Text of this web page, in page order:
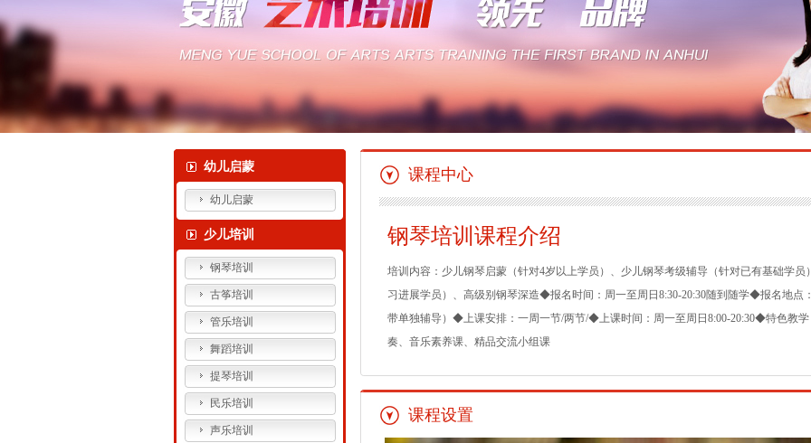
幼儿启蒙
幼儿启蒙
少儿培训
钢琴培训
古筝培训
管乐培训
舞蹈培训
提琴培训
民乐培训
声乐培训
课程中心
钢琴培训课程介绍
培训内容：少儿钢琴启蒙（针对4岁以上学员）、少儿钢琴考级辅导（针对已有基础学
习进展学员）、高级别钢琴深造◆报名时间：周一至周日8:30-20:30随到随学◆报名地
带单独辅导）◆上课安排：一周一节/两节/◆上课时间：周一至周日8:00-20:30◆特色教
奏、音乐素养课、精品交流小组课
课程设置